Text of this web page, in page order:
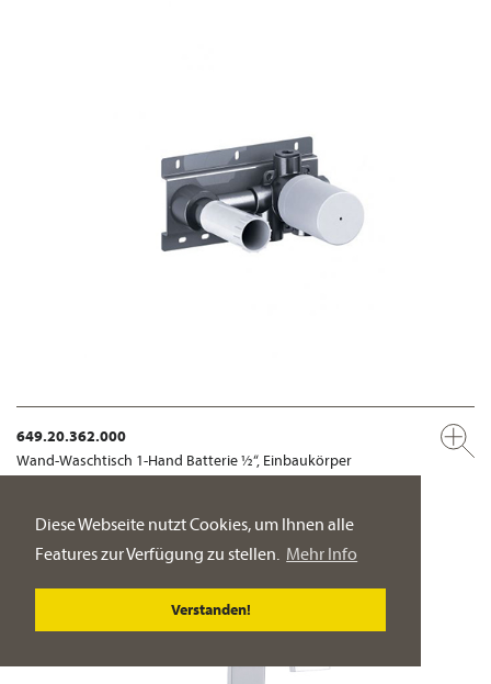
Diese Webseite nutzt Cookies, um Ihnen alle
Features zur Verfügung zu stellen. Mehr Info
Verstanden!
649.20.362.000
Wand-Waschtisch 1-Hand Batterie ½“, Einbaukörper
PRODUKT-DETAILSEITE